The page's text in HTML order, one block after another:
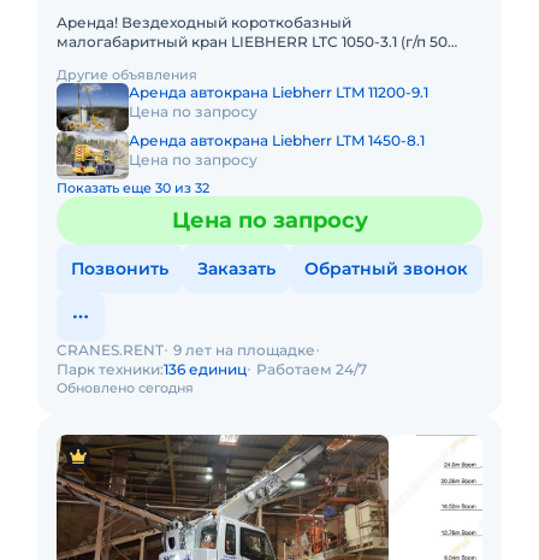
Аренда! Вездеходный короткобазный
малогабаритный кран LIEBHERR LTC 1050-3.1 (г/п 50
маневренностью и проходимостью по бе
Другие объявления
Аренда автокрана Liebherr LTM 11200-9.1
Цена по запросу
Аренда автокрана Liebherr LTM 1450-8.1
Цена по запросу
Показать еще 30 из 32
Цена по запросу
Позвонить Заказать Обратный звонок
Обновлено сегодня
CRANES.RENT 9 лет на площадке
Парк техники:136 единиц Работаем 24/7